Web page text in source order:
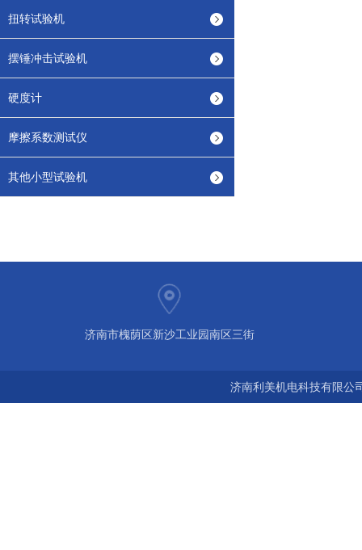
扭转试验机
摆锤冲击试验机
硬度计
摩擦系数测试仪
其他小型试验机
济南市槐荫区新沙工业园南区三街
济南利美机电科技有限